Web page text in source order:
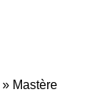
» Mastère